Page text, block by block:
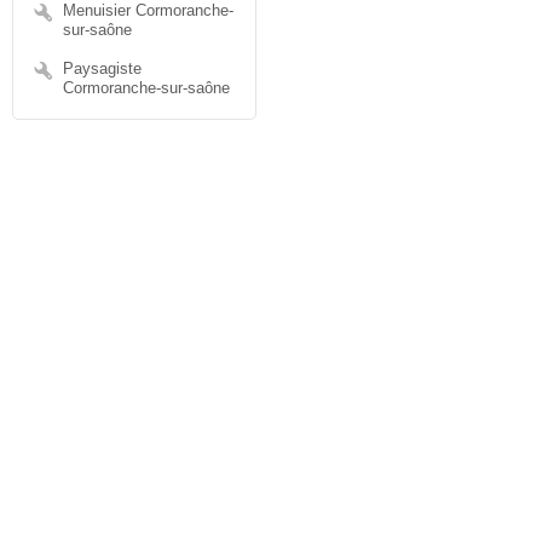
Menuisier Cormoranche-
sur-saône
Paysagiste
Cormoranche-sur-saône